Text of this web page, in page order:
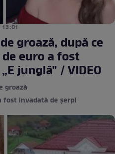
groază, după ce
euro a fost
junglă" / VIDEO
groază
fost invadată de șerpi